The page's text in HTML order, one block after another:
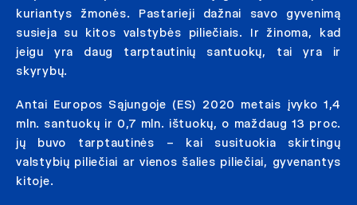
kuriantys žmonės. Pastarieji dažnai savo gyvenimą
susieja su kitos valstybės piliečiais. Ir žinoma, kad
jeigu yra daug tarptautinių santuokų, tai yra ir
skyrybų.
Antai Europos Sąjungoje (ES) 2020 metais įvyko 1,4
mln. santuokų ir 0,7 mln. ištuokų, o maždaug 13 proc.
jų buvo tarptautinės – kai susituokia skirtingų
valstybių piliečiai ar vienos šalies piliečiai, gyvenantys
kitoje.